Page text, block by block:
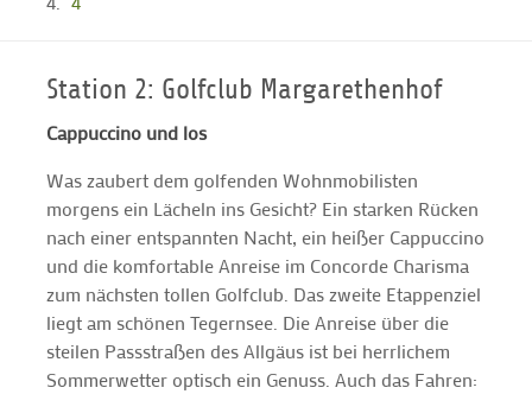
Station 2: Golfclub Margarethenhof
Cappuccino und los
Was zaubert dem golfenden Wohnmobilisten
morgens ein Lächeln ins Gesicht? Ein starken Rücken
nach einer entspannten Nacht, ein heißer Cappuccino
und die komfortable Anreise im Concorde Charisma
zum nächsten tollen Golfclub. Das zweite Etappenziel
liegt am schönen Tegernsee. Die Anreise über die
steilen Passstraßen des Allgäus ist bei herrlichem
Sommerwetter optisch ein Genuss. Auch das Fahren: